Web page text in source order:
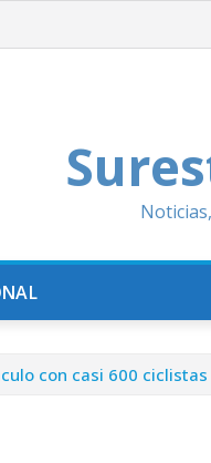
con casi 600 ciclistas